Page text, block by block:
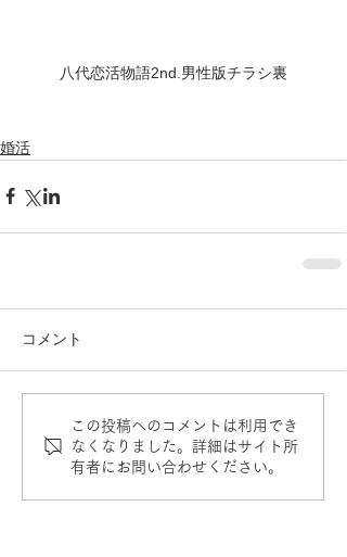
八代恋活物語2nd.男性版チラシ裏
婚活
コメント
この投稿へのコメントは利用でき
なくなりました。詳細はサイト所
有者にお問い合わせください。